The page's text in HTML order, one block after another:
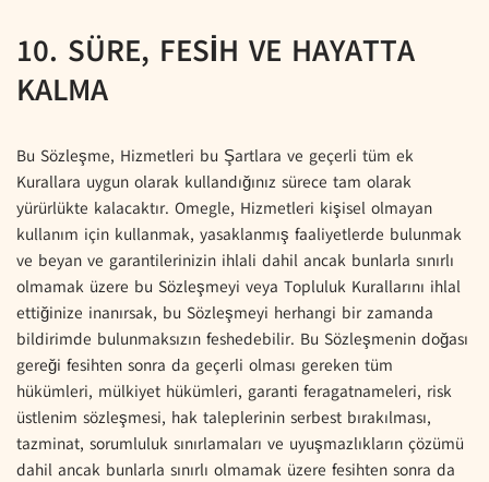
10. SÜRE, FESİH VE HAYATTA
KALMA
Bu Sözleşme, Hizmetleri bu Şartlara ve geçerli tüm ek
Kurallara uygun olarak kullandığınız sürece tam olarak
yürürlükte kalacaktır. Omegle, Hizmetleri kişisel olmayan
kullanım için kullanmak, yasaklanmış faaliyetlerde bulunmak
ve beyan ve garantilerinizin ihlali dahil ancak bunlarla sınırlı
olmamak üzere bu Sözleşmeyi veya Topluluk Kurallarını ihlal
ettiğinize inanırsak, bu Sözleşmeyi herhangi bir zamanda
bildirimde bulunmaksızın feshedebilir. Bu Sözleşmenin doğası
gereği fesihten sonra da geçerli olması gereken tüm
hükümleri, mülkiyet hükümleri, garanti feragatnameleri, risk
üstlenim sözleşmesi, hak taleplerinin serbest bırakılması,
tazminat, sorumluluk sınırlamaları ve uyuşmazlıkların çözümü
dahil ancak bunlarla sınırlı olmamak üzere fesihten sonra da